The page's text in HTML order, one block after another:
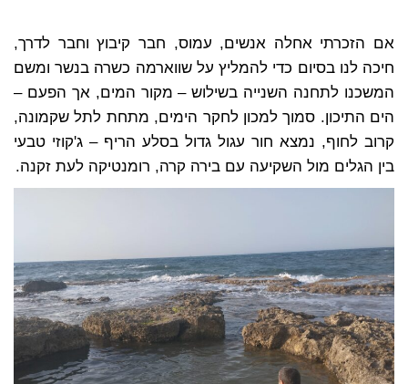
אם הזכרתי אחלה אנשים, עמוס, חבר קיבוץ וחבר לדרך,
חיכה לנו בסיום כדי להמליץ על שווארמה כשרה בנשר ומשם
המשכנו לתחנה השנייה בשילוש – מקור המים, אך הפעם –
הים התיכון. סמוך למכון לחקר הימים, מתחת לתל שקמונה,
קרוב לחוף, נמצא חור עגול גדול בסלע הריף – ג'קוזי טבעי
בין הגלים מול השקיעה עם בירה קרה, רומנטיקה לעת זקנה.